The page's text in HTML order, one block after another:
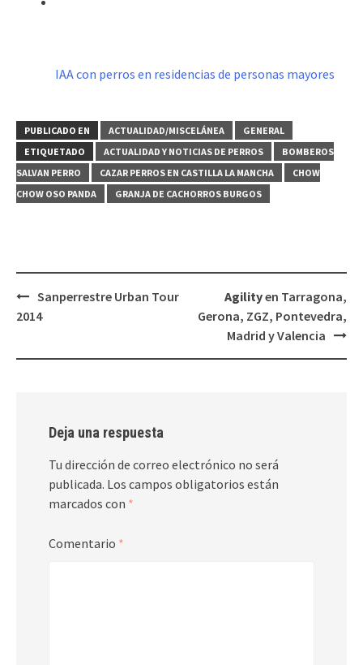
IAA con perros en residencias de personas mayores
PUBLICADO EN ACTUALIDAD/MISCELÁNEA
GENERAL
ETIQUETADO
ACTUALIDAD Y NOTICIAS DE PERROS
BOMBEROS
SALVAN PERRO
CAZAR PERROS EN CASTILLA LA MANCHA
CHOW
CHOW OSO PANDA
GRANJA DE CACHORROS BURGOS
Navegación
de
Sanperrestre Urban Tour
2014
Agilityen Tarragona,
Gerona, ZGZ, Pontevedra,
Madrid y Valencia
Deja una respuesta
Tu dirección de correo electrónico no será
publicada. Los campos obligatorios están
marcados con *
Comentario *